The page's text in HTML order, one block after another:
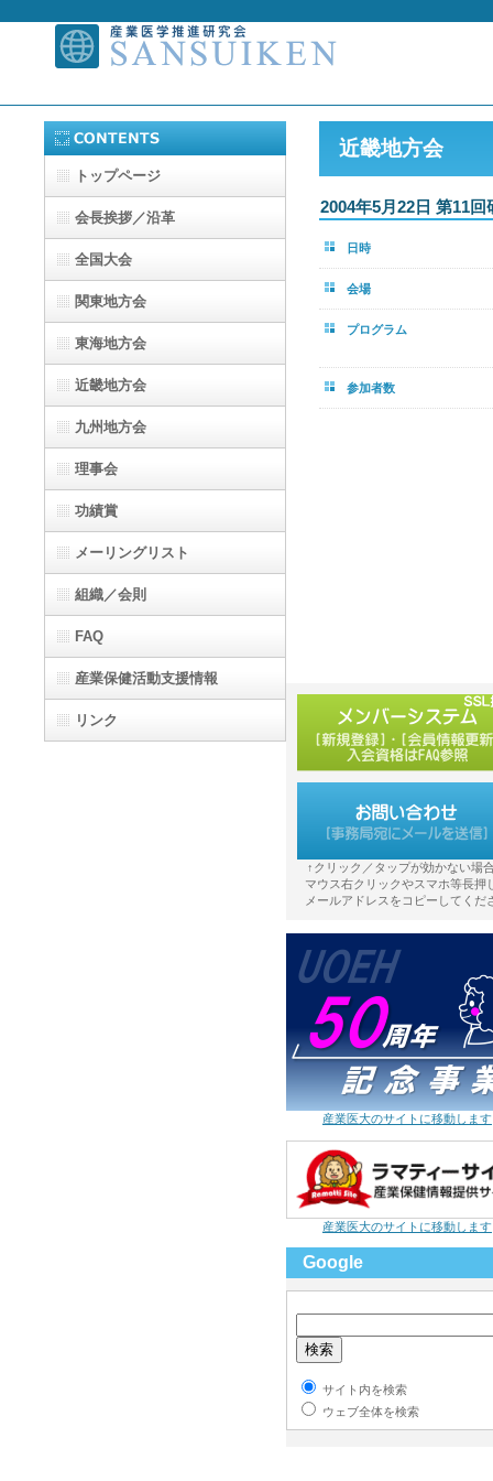
近畿地方会
2004年5月22日 第11回
日時
会場
プログラム
参加者数
トップページ
会長挨拶／沿革
全国大会
関東地方会
東海地方会
近畿地方会
九州地方会
理事会
功績賞
メーリングリスト
組織／会則
FAQ
産業保健活動支援情報
リンク
↑クリック／タップが効かない場
マウス右クリックやスマホ等長押
メールアドレスをコピーしてくだ
産業医大のサイトに移動します
産業医大のサイトに移動します
Google
サイト内を検索
ウェブ全体を検索